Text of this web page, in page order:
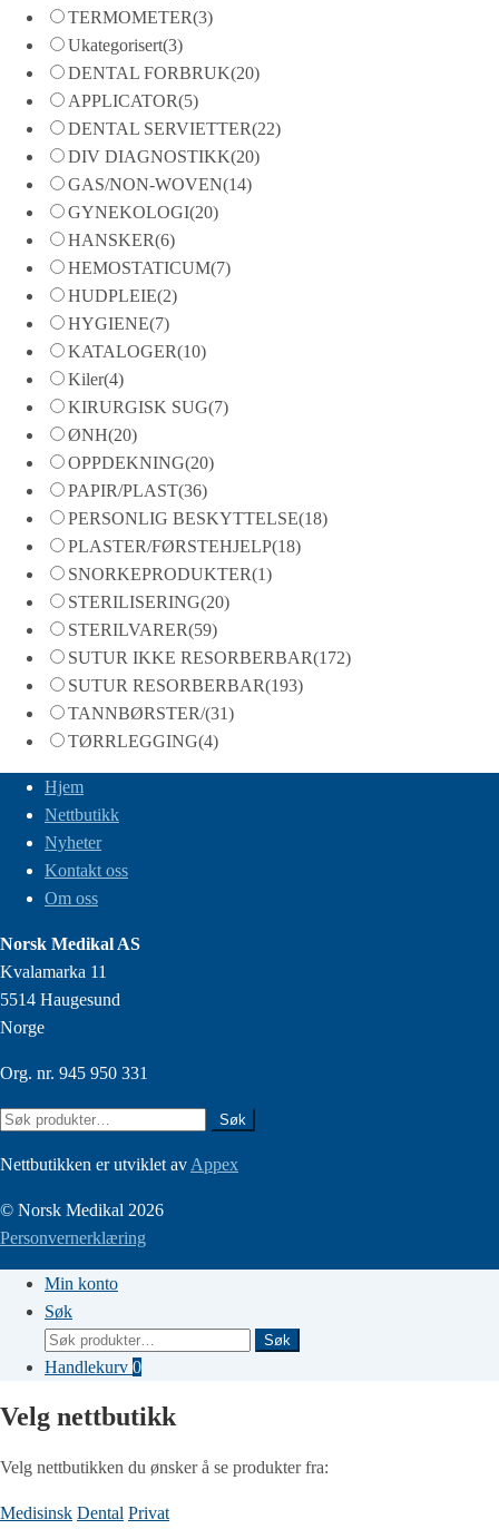
TERMOMETER(3)
Ukategorisert(3)
DENTAL FORBRUK(20)
APPLICATOR(5)
DENTAL SERVIETTER(22)
DIV DIAGNOSTIKK(20)
GAS/NON-WOVEN(14)
GYNEKOLOGI(20)
HANSKER(6)
HEMOSTATICUM(7)
HUDPLEIE(2)
HYGIENE(7)
KATALOGER(10)
Kiler(4)
KIRURGISK SUG(7)
ØNH(20)
OPPDEKNING(20)
PAPIR/PLAST(36)
PERSONLIG BESKYTTELSE(18)
PLASTER/FØRSTEHJELP(18)
SNORKEPRODUKTER(1)
STERILISERING(20)
STERILVARER(59)
SUTUR IKKE RESORBERBAR(172)
SUTUR RESORBERBAR(193)
TANNBØRSTER/(31)
TØRRLEGGING(4)
Hjem
Nettbutikk
Nyheter
Kontakt oss
Om oss
Norsk Medikal AS
Kvalamarka 11
5514 Haugesund
Norge
Org. nr. 945 950 331
Søk
Søk
Nettbutikken er utviklet av Appex
© Norsk Medikal 2026
Personvernerklæring
Min konto
Søk
Søk
etter:
Søk
Handlekurv 0
Velg nettbutikk
Velg nettbutikken du ønsker å se produkter fra:
Medisinsk Dental Privat